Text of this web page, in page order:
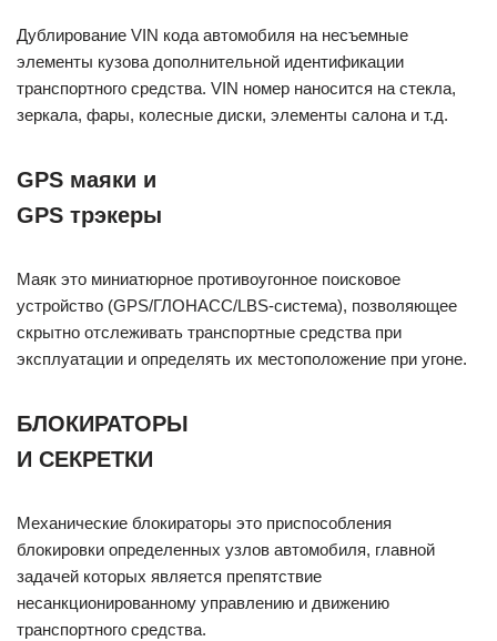
Дублирование VIN кода автомобиля на несъемные
элементы кузова дополнительной идентификации
транспортного средства. VIN номер наносится на стекла,
зеркала, фары, колесные диски, элементы салона и т.д.
GPS маяки и
GPS трэкеры
Маяк это миниатюрное противоугонное поисковое
устройство (GPS/ГЛОНАСС/LBS-система), позволяющее
скрытно отслеживать транспортные средства при
эксплуатации и определять их местоположение при угоне.
БЛОКИРАТОРЫ
И СЕКРЕТКИ
Механические блокираторы это приспособления
блокировки определенных узлов автомобиля, главной
задачей которых является препятствие
несанкционированному управлению и движению
транспортного средства.